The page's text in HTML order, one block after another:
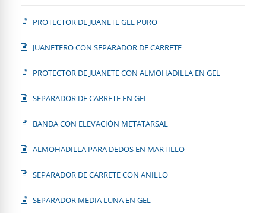
PROTECTOR DE JUANETE GEL PURO
JUANETERO CON SEPARADOR DE CARRETE
PROTECTOR DE JUANETE CON ALMOHADILLA EN GEL
SEPARADOR DE CARRETE EN GEL
BANDA CON ELEVACIÓN METATARSAL
ALMOHADILLA PARA DEDOS EN MARTILLO
SEPARADOR DE CARRETE CON ANILLO
SEPARADOR MEDIA LUNA EN GEL